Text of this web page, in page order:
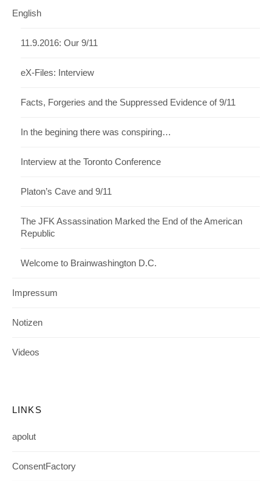
English
11.9.2016: Our 9/11
eX-Files: Interview
Facts, Forgeries and the Suppressed Evidence of 9/11
In the begining there was conspiring…
Interview at the Toronto Conference
Platon’s Cave and 9/11
The JFK Assassination Marked the End of the American
Republic
Welcome to Brainwashington D.C.
Impressum
Notizen
Videos
LINKS
apolut
ConsentFactory